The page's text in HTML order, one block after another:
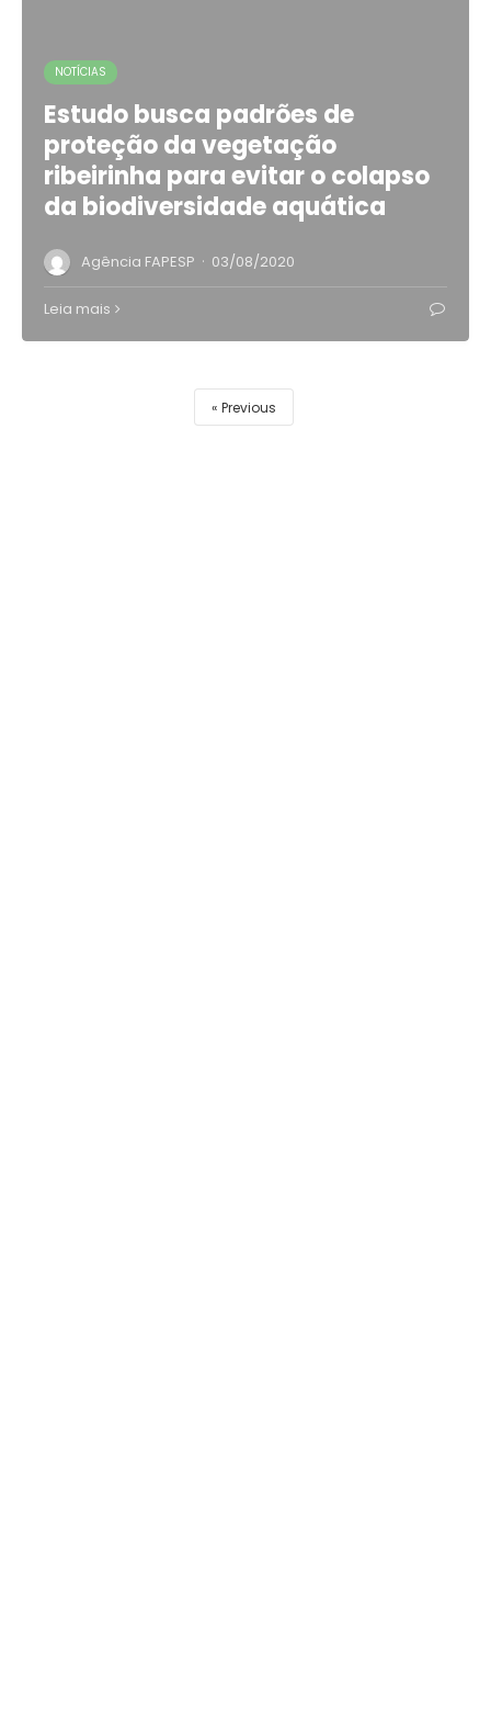
NOTÍCIAS
Estudo busca padrões de
proteção da vegetação
ribeirinha para evitar o colapso
da biodiversidade aquática
Agência FAPESP · 03/08/2020
Leia mais
Previous